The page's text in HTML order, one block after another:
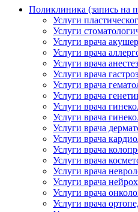
Поликлиника (запись на
Услуги
Услуги
Услуги врача
Услуги врача
Услуги врача
Услуги врача
Услуги врача
Услуги врача
Услуги врача
Услуги врача
Услуги врача
Услуги врача
Услуги врача
Услуги врача
Услуги врача
Услуги врача
Услуги врача
Услуги врача